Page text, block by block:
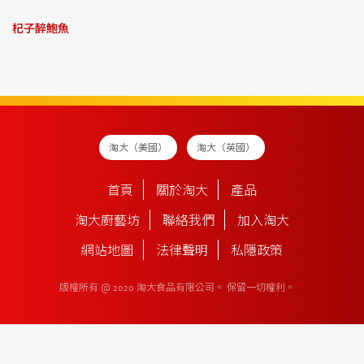
杞子醉鮑魚
淘大（美國） 淘大（英國）
首頁 關於淘大 產品
淘大廚藝坊 聯絡我們 加入淘大
網站地圖 法律聲明 私隱政策
版權所有 @ 2020 淘大食品有限公司。 保留一切權利。